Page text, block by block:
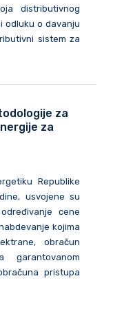
distributivnog
odluku o davanju
sistem za
za
za
Republike
usvojene su
cene
kojima
obračun
pristupa